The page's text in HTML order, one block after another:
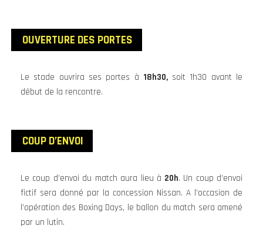
OUVERTURE DES PORTES
Le stade ouvrira ses portes à 18h30,soit 1h30 avant le
début de la rencontre.
COUP D’ENVOI
Le coup d’envoi du match aura lieu à 20h. Un coup d’envoi
fictif sera donné par la concession Nissan. A l’occasion de
l’opération des Boxing Days, le ballon du match sera amené
par un lutin.